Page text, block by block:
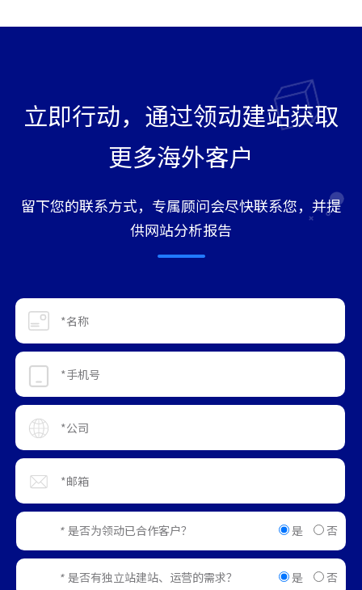
立即行动，通过领动建站获取
更多海外客户
留下您的联系方式，专属顾问会尽快联系您，并提
供网站分析报告
* 是否为领动已合作客户？ 是 否
* 是否有独立站建站、运营的需求？ 是 否